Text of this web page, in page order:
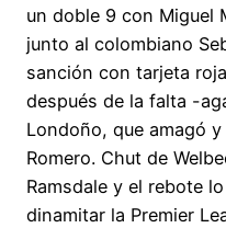
un doble 9 con Miguel
junto al colombiano
sanción con tarjeta
después de la falta -
Londoño, que amagó
Romero. Chut de
Ramsdale y el rebote
dinamitar la Premier